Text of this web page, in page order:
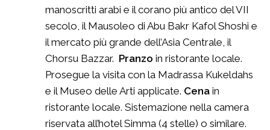
manoscritti arabi e il corano più antico del VII
secolo, il Mausoleo di Abu Bakr Kafol Shoshi e
il mercato più grande dell’Asia Centrale, il
Chorsu Bazzar. Pranzo in ristorante locale.
Prosegue la visita con la Madrassa Kukeldahs
e il Museo delle Arti applicate. Cena in
ristorante locale. Sistemazione nella camera
riservata all’hotel Simma (4 stelle) o similare.